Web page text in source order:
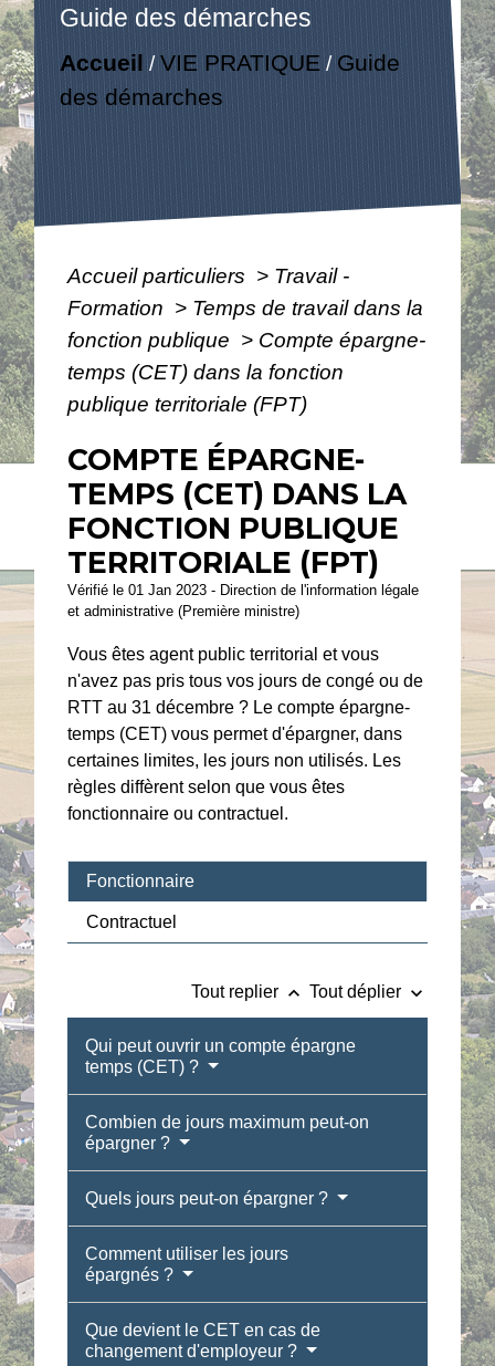
Guide des démarches
Accueil /VIE PRATIQUE / Guide
des démarches
Accueil particuliers > Travail -
Formation > Temps de travail dans la
fonction publique > Compte épargne-
temps (CET) dans la fonction
publique territoriale (FPT)
COMPTE ÉPARGNE-
TEMPS (CET) DANS LA
FONCTION PUBLIQUE
TERRITORIALE (FPT)
Vérifié le 01 Jan 2023 - Direction de l'information légale
et administrative (Première ministre)
Vous êtes agent public territorial et vous
n'avez pas pris tous vos jours de congé ou de
RTT au 31 décembre ? Le compte épargne-
temps (CET) vous permet d'épargner, dans
certaines limites, les jours non utilisés. Les
règles diffèrent selon que vous êtes
fonctionnaire ou contractuel.
Fonctionnaire
Contractuel
Tout replier keyboard_arrow_up Tout déplier keyboard_arrow_down
Qui peut ouvrir un compte épargne
temps (CET) ?
Combien de jours maximum peut-on
épargner ?
Quels jours peut-on épargner ?
Comment utiliser les jours
épargnés ?
Que devient le CET en cas de
changement d'employeur ?